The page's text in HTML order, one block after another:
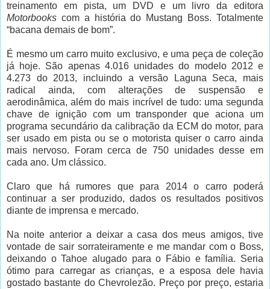
treinamento em pista, um DVD e um livro da editora
Motorbooks com a história do Mustang Boss. Totalmente
“bacana demais de bom”.
É mesmo um carro muito exclusivo, e uma peça de coleção
já hoje. São apenas 4.016 unidades do modelo 2012 e
4.273 do 2013, incluindo a versão Laguna Seca, mais
radical ainda, com alterações de suspensão e
aerodinâmica, além do mais incrível de tudo: uma segunda
chave de ignição com um transponder que aciona um
programa secundário da calibração da ECM do motor, para
ser usado em pista ou se o motorista quiser o carro ainda
mais nervoso. Foram cerca de 750 unidades desse em
cada ano. Um clássico.
Claro que há rumores que para 2014 o carro poderá
continuar a ser produzido, dados os resultados positivos
diante de imprensa e mercado.
Na noite anterior a deixar a casa dos meus amigos, tive
vontade de sair sorrateiramente e me mandar com o Boss,
deixando o Tahoe alugado para o Fábio e família. Seria
ótimo para carregar as crianças, e a esposa dele havia
gostado bastante do Chevrolezão. Preço por preço, estaria